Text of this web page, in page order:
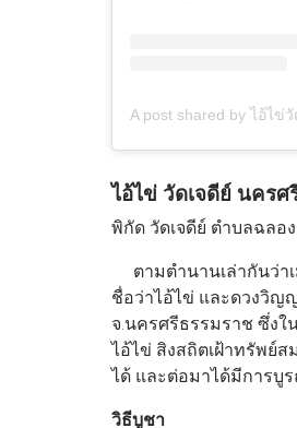
A post shared by ไอ้ไข่
ไอ้ไข่ วัดเจดีย์ นครศ
พิกัด วัดเจดีย์ ตำบลฉลอ
ตามตำนานเล่ากันว่า
ชื่อว่าไอ้ไข่ และดวงวิญ
จ.นครศรีธรรมราช ซึ่ง
ไอ้ไข่ สิงสถิตเฝ้าทรัพย์
ได้ และต่อมาได้มีการบู
วิธีบูชา